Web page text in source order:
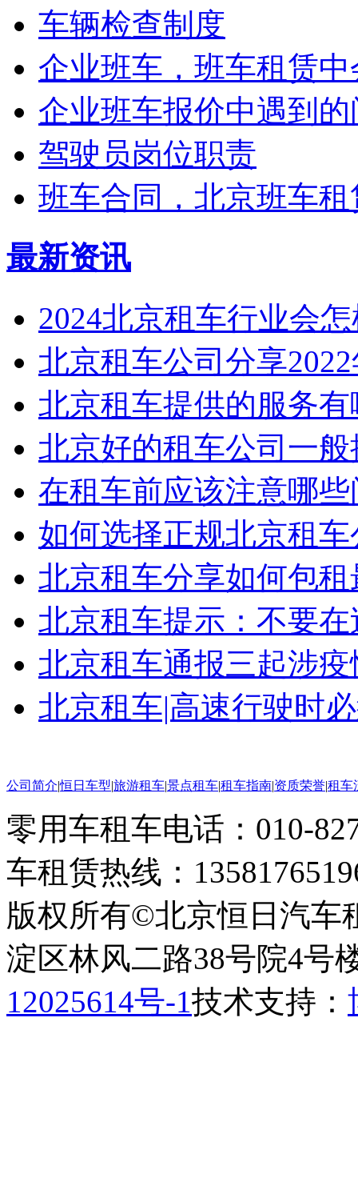
车辆检查制度
企业班车，班车租赁
企业班车报价中遇到的
驾驶员岗位职责
班车合同，北京班车
最新资讯
2024北京租车行业会
北京租车公司分享2022
北京租车提供的服务有
北京好的租车公司一
在租车前应该注意哪
如何选择正规北京租车
北京租车分享如何包
北京租车提示：不要
北京租车通报三起涉
北京租车|高速行驶时
公司简介|恒日车型|旅游租车|景点租车|租车指南|资质荣誉|租车
零用车租车电话：010-
车租赁热线：
版权所有©北京恒日汽车
淀区林风二路38号院4号
12025614号-1技术支持：